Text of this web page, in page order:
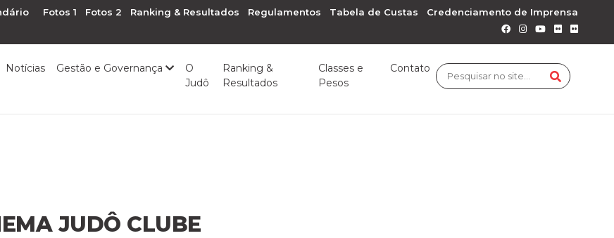
Fotos 1 Fotos 2 Ranking & Resultados Regulamentos Tabela de Custas Credenciamento de Imprensa
Notícias Gestão e Governança
O
Judô
Ranking &
Resultados
Classes e
Pesos
Contato
JUDÔ CLUBE